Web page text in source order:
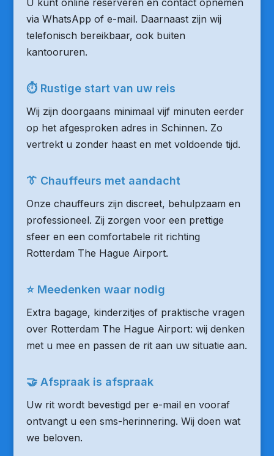
U kunt online reserveren en contact opnemen
via WhatsApp of e-mail. Daarnaast zijn wij
telefonisch bereikbaar, ook buiten
kantooruren.
⏱ Rustige start van uw reis
Wij zijn doorgaans minimaal vijf minuten eerder
op het afgesproken adres in Schinnen. Zo
vertrekt u zonder haast en met voldoende tijd.
👔 Chauffeurs met aandacht
Onze chauffeurs zijn discreet, behulpzaam en
professioneel. Zij zorgen voor een prettige
sfeer en een comfortabele rit richting
Rotterdam The Hague Airport.
⭐ Meedenken waar nodig
Extra bagage, kinderzitjes of praktische vragen
over Rotterdam The Hague Airport: wij denken
met u mee en passen de rit aan uw situatie aan.
🤝 Afspraak is afspraak
Uw rit wordt bevestigd per e-mail en vooraf
ontvangt u een sms-herinnering. Wij doen wat
we beloven.